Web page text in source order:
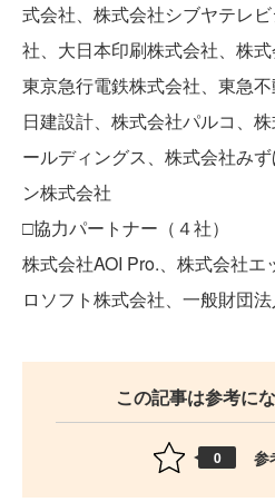
式会社、株式会社シブヤテレ
社、大日本印刷株式会社、株式
東京急行電鉄株式会社、東急
日建設計、株式会社パルコ、
ールディングス、株式会社み
ン株式会社
□協力パートナー（４社）
株式会社AOI Pro.、株式会社エ
ロソフト株式会社、一般財団
この記事は参考に
0 参